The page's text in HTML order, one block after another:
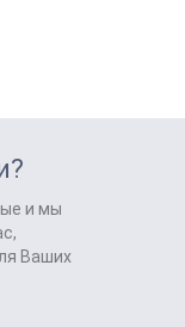
и мы
Ваших